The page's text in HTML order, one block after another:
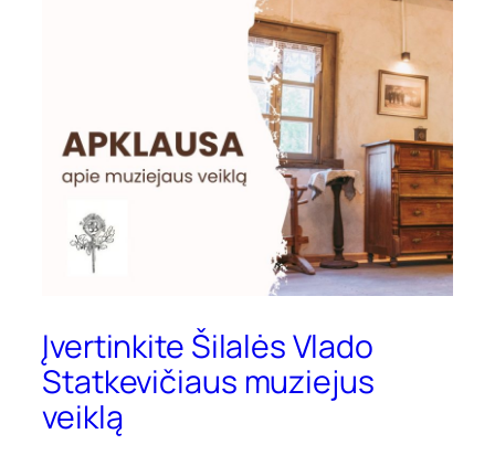
Įvertinkite Šilalės Vlado
Statkevičiaus muziejus
veiklą